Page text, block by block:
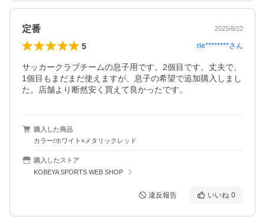
定番 2025/8/22
5 rie********さん
サッカークラブチームの息子用です。2個目です。丈夫で、
1個目もまだまだ使えますが、息子の希望で追加購入しまし
た。店舗より断然安く買えて良かったです。
購入した商品
カラー/ホワイト×メタリックレッド
購入したストア
KOBEYA SPORTS WEB SHOP
違反報告 いいね 0